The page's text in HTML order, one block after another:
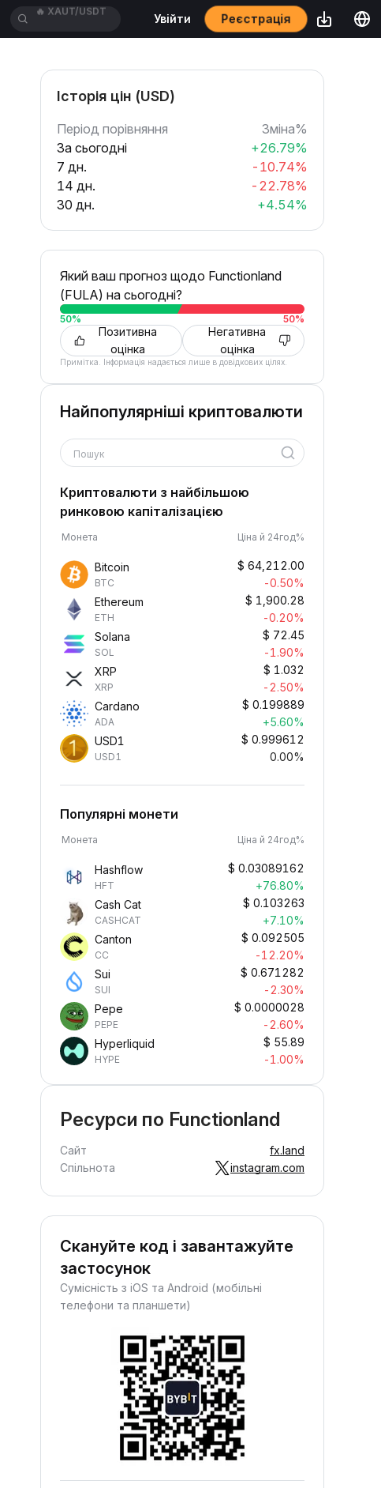
🔥 ADAUSDT Увійти Реєстрація
Історія цін (USD)
Період порівняння
Зміна%
За сьогодні
+26.79%
7 дн.
-10.74%
14 дн.
-22.78%
30 дн.
+4.54%
Який ваш прогноз щодо Functionland
(FULA) на сьогодні?
50% 50%
Позитивна
оцінка
Негативна
оцінка
Примітка. Інформація надається лише в довідкових цілях.
Найпопулярніші криптовалюти
Пошук
Криптовалюти з найбільшою
ринковою капіталізацією
Монета Ціна й 24год%
Bitcoin
BTC
$ 64,212.00
-0.50%
Ethereum
ETH
$ 1,900.28
-0.20%
Solana
SOL
$ 72.45
-1.90%
XRP
XRP
$ 1.032
-2.50%
Cardano
ADA
$ 0.199889
+5.60%
USD1
USD1
$ 0.999612
0.00%
Популярні монети
Монета Ціна й 24год%
Hashflow
HFT
$ 0.03089162
+76.80%
Cash Cat
CASHCAT
$ 0.103263
+7.10%
Canton
CC
$ 0.092505
-12.20%
Sui
SUI
$ 0.671282
-2.30%
Pepe
PEPE
$ 0.0000028
-2.60%
Hyperliquid
HYPE
$ 55.89
-1.00%
Ресурси по Functionland
Сайт
fx.land
Спільнота
instagram.com
Скануйте код і завантажуйте
застосунок
Сумісність з iOS та Android (мобільні
телефони та планшети)